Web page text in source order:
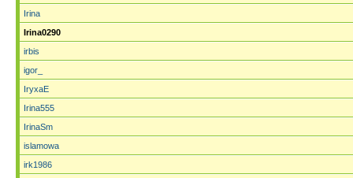
Irina
Irina0290
irbis
igor_
IryxaE
Irina555
IrinaSm
islamowa
irk1986